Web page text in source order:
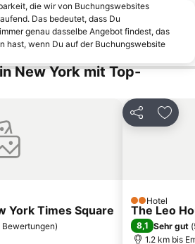
Chinatown New York
Port Authority Bus Terminal
Macy's
die wir von Buchungswebsites
Das bedeutet, dass Du
genau dasselbe Angebot findest, das
hast, wenn Du auf der Buchungswebsite
New York mit Top-
York Times Square
Bewertungen)
Teilen Zu
2 Sterne
Hotel
The Leo
8,1 Sehr gut (
1.2 km bis